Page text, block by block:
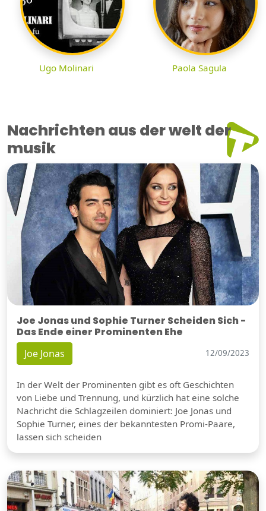
Ugo Molinari Paola Sagula
Nachrichten aus der welt der
musik
Joe Jonas und Sophie Turner Scheiden Sich -
Das Ende einer Prominenten Ehe
Joe Jonas 12/09/2023
In der Welt der Prominenten gibt es oft Geschichten
von Liebe und Trennung, und kürzlich hat eine solche
Nachricht die Schlagzeilen dominiert: Joe Jonas und
Sophie Turner, eines der bekanntesten Promi-Paare,
lassen sich scheiden